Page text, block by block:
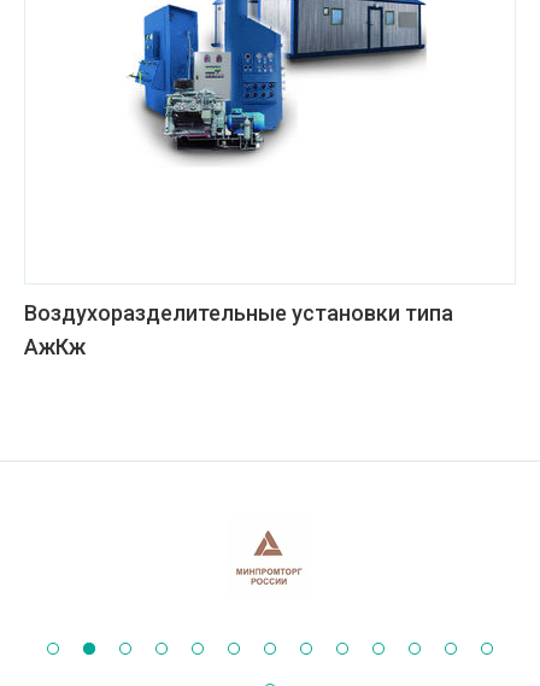
Воздухоразделительные установки типа
АжКж